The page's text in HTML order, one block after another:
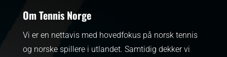
Om Tennis Norge
Vi er en nettavis med hovedfokus på norsk tennis
og norske spillere i utlandet. Samtidig dekker vi